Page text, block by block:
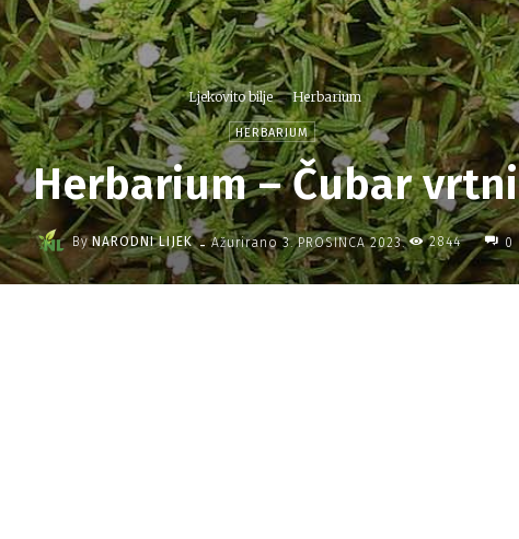
Ljekovito bilje Herbarium
HERBARIUM
Herbarium – Čubar vrtni
By NARODNI LIJEK - Ažurirano 3. PROSINCA 2023. 2844 0